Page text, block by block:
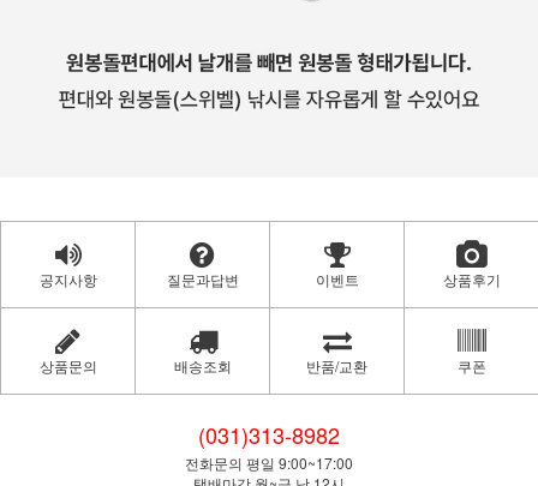
공지사항 질문과답변 이벤트 상품후기
상품문의 배송조회 반품/교환 쿠폰
(031)313-8982
전화문의 평일 9:00~17:00